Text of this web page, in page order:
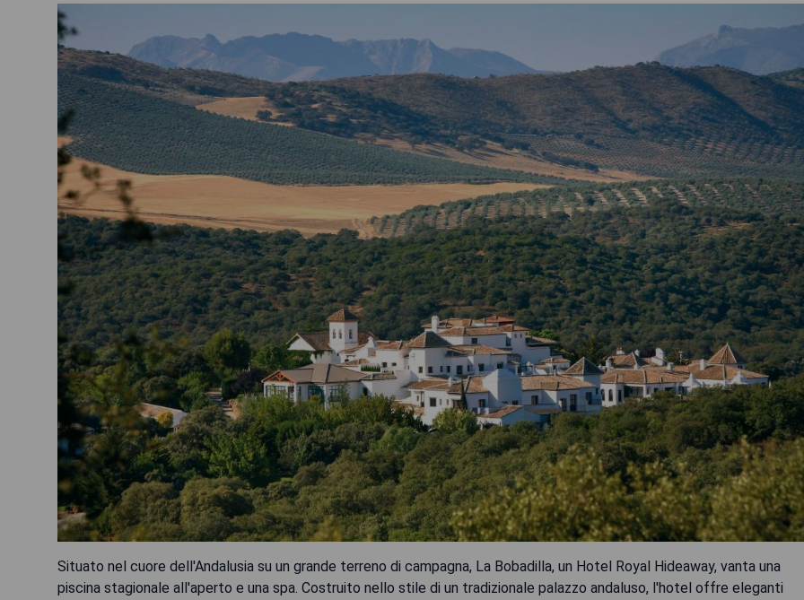
Situato nel cuore dell'Andalusia su un grande terreno di campagna, La Bobadilla, un Hotel Royal Hideaway, vanta una
piscina stagionale all'aperto e una spa. Costruito nello stile di un tradizionale palazzo andaluso, l'hotel offre eleganti